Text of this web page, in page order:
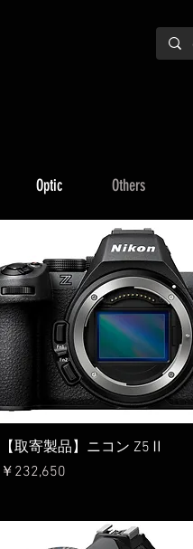
Optic Others
クイックビュー
【取寄製品】ニコン Z5Ⅱ
価格
￥232,650